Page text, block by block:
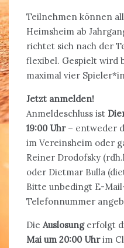
Teilnehmen können
Heimsheim ab
richtet sich nach der
flexibel. Gespielt wird
maximal vier
Jetzt anmelden!
Anmeldeschluss ist
19:00 Uhr– entweder
im Vereinsheim oder
Reiner Drodofsky
oder Dietmar Bulla
Bitte unbedingt E-
Telefonnummer
Die Auslosungerfolgt
Mai um 20:00 Uhrim